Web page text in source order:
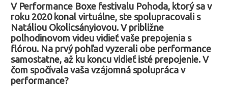
V Performance Boxe festivalu Pohoda, ktorý sa v
roku 2020 konal virtuálne, ste spolupracovali s
Natáliou Okolicsányiovou. V približne
polhodinovom videu vidieť vaše prepojenia s
flórou. Na prvý pohľad vyzerali obe performance
samostatne, až ku koncu vidieť isté prepojenie. V
čom spočívala vaša vzájomná spolupráca v
performance?